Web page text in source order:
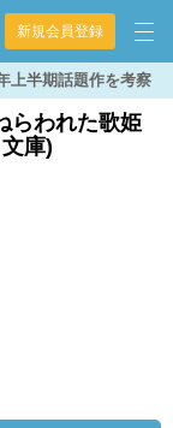
新規会員登録
上半期話題作を考察
らわれた歌姫
庫)